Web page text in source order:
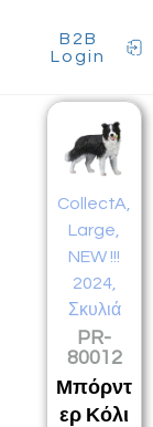
B2B
Login
CollectA
Large
NEW !!!
2024,
Σκυλιά
PR-
80012
Μπόρντ
ερ Κόλι